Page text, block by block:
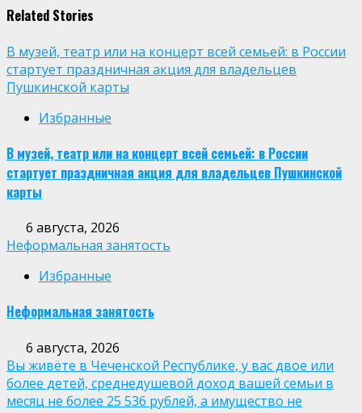
Related Stories
В музей, театр или на концерт всей семьей: в России
стартует праздничная акция для владельцев
Пушкинской карты
Избранные
В музей, театр или на концерт всей семьей: в России
стартует праздничная акция для владельцев Пушкинской
карты
6 августа, 2026
Неформальная занятость
Избранные
Неформальная занятость
6 августа, 2026
Вы живёте в Чеченской Республике, у вас двое или
более детей, среднедушевой доход вашей семьи в
месяц не более 25 536 рублей, а имущество не